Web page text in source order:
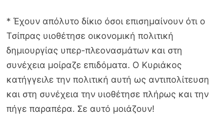
* Έχουν απόλυτο δίκιο όσοι επισημαίνουν ότι ο
Τσίπρας υιοθέτησε οικονομική πολιτική
δημιουργίας υπερ-πλεονασμάτων και στη
συνέχεια μοίραζε επιδόματα. Ο Κυριάκος
κατήγγειλε την πολιτική αυτή ως αντιπολίτευση
και στη συνέχεια την υιοθέτησε πλήρως και την
πήγε παραπέρα. Σε αυτό μοιάζουν!